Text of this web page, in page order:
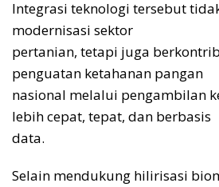
Integrasi teknologi tersebut
modernisasi sektor
pertanian, tetapi juga
penguatan ketahanan pangan
nasional melalui pengambilan
lebih cepat, tepat, dan berbasis
data.
Selain mendukung hilirisasi